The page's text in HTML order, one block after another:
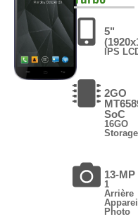
5"
IPS
2GO
SoC
16GO
Storage
13-MP
1
Arrière
Appareil
Photo